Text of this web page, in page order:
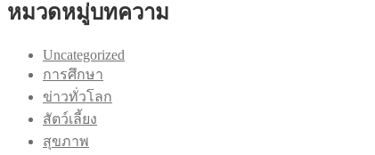
หมวดหมู่บทความ
Uncategorized
การศึกษา
ข่าวทั่วโลก
สัตว์เลี้ยง
สุขภาพ